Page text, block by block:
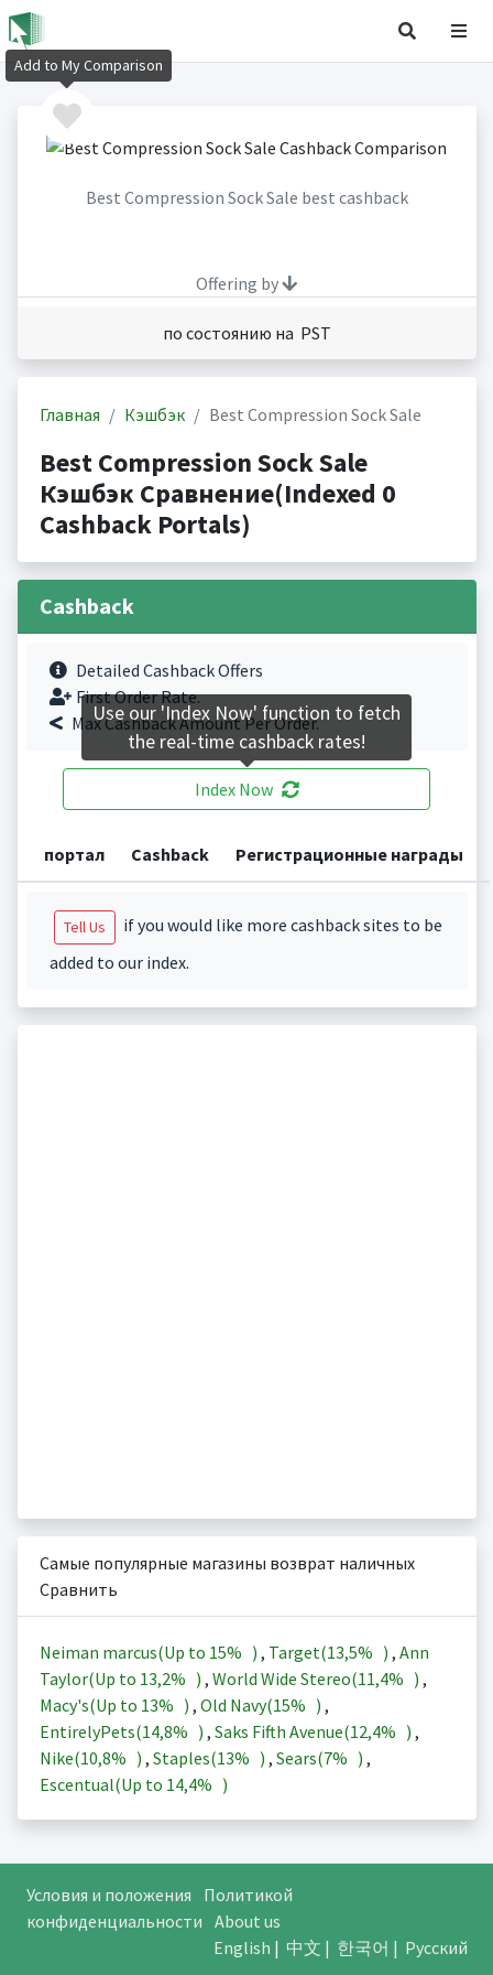
Best Compression Sock Sale best cashback
Offering by
по состоянию на PST
Главная Кэшбэк Best Compression Sock Sale
Best Compression Sock Sale
Кэшбэк Сравнение(Indexed 0
Cashback Portals)
Cashback
Detailed Cashback Offers
First Order Rate.
Max Cashback Amount Per Order.
Index Now
портал Cashback Регистрационные награды
Tell Us
if you would like more cashback sites to be
added to our index.
Самые популярные магазины возврат наличных
Сравнить
Neiman marcus(Up to 15% ) , Target(13,5% ) , Ann
Taylor(Up to 13,2% ) , World Wide Stereo(11,4% ) ,
Macy's(Up to 13% ) , Old Navy(15% ) ,
EntirelyPets(14,8% ) , Saks Fifth Avenue(12,4% ) ,
Nike(10,8% ) , Staples(13% ) , Sears(7% ) ,
Escentual(Up to 14,4% )
Условия и положения
Политикой
конфиденциальности About us
English | 中文 | 한국어 | Русский
Add to My Comparison
Use our 'Index Now' function to fetch
the real-time cashback rates!